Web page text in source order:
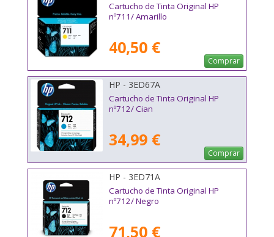
Cartucho de Tinta Original HP
nº711/ Amarillo
40,50 €
Comprar
HP - 3ED67A
Cartucho de Tinta Original HP
nº712/ Cian
34,99 €
Comprar
HP - 3ED71A
Cartucho de Tinta Original HP
nº712/ Negro
71,50 €